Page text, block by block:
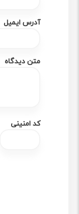
آدرس ایمیل
متن دیدگاه
کد امنینی